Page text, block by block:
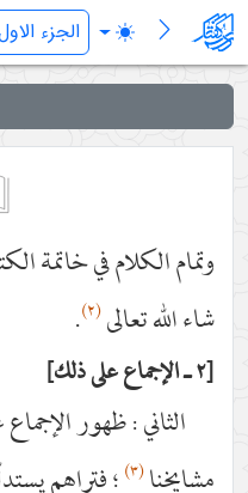
فرائد الاصول
وتمام الكلام في خاتمة
شاء الله تعالى(٢) .
٢ ـ الإجماع على ذلك
الثاني : ظهور
(٣)